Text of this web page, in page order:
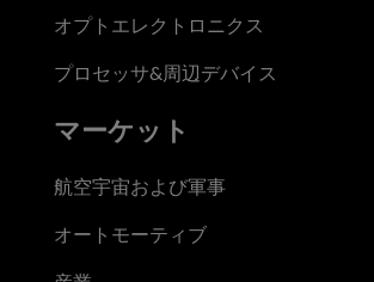
オプトエレクトロニクス
プロセッサ&周辺デバイス
マーケット
航空宇宙および軍事
オートモーティブ